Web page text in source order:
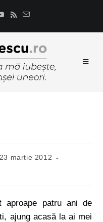
martie 2012
aproape patru ani de
ajung acasă la ai mei